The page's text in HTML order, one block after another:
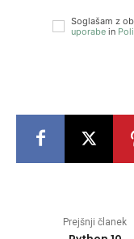
Soglašam z
uporabe in
Prejšnji članek